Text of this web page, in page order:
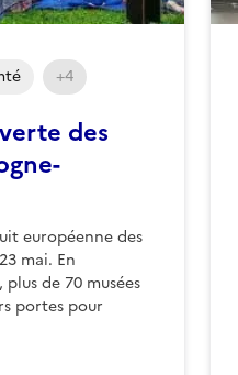
des
européenne des
mai. En
de 70 musées
portes pour
+4